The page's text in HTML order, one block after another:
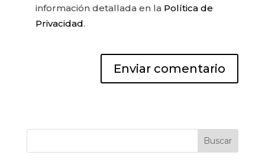
información detallada en la Política de
Privacidad.